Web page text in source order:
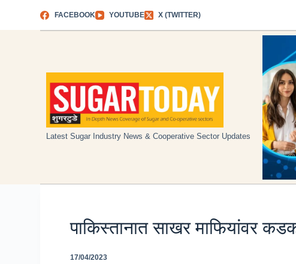
FACEBOOK YOUTUBE X (TWITTER)
Latest Sugar Industry News & Cooperative Sector Updates
पाकिस्तानात साखर माफियांवर
17/04/2023